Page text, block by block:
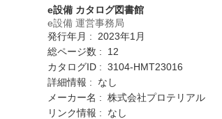
e設備 カタログ図書館
e設備 運営事務局
発行年月 : 2023年1月
総ページ数 : 12
カタログID : 3104-HMT23016
詳細情報 : なし
メーカー名 : 株式会社プロテリアル
リンク情報 : なし